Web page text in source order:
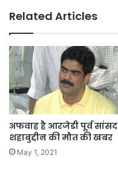
Related Articles
अफवाह है आरजेडी पूर्व सांसद
शहाबुद्दीन की मौत की खबर
May 1, 2021